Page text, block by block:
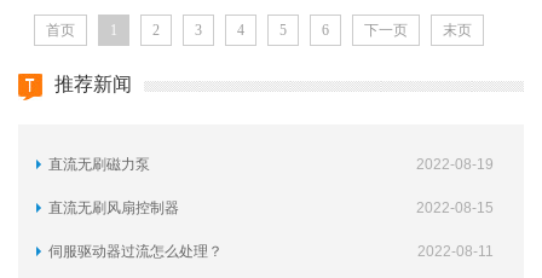
首页 1 2 3 4 5 6 下一页 末页
推荐新闻
2022-08-19
直流无刷磁力泵
2022-08-15
直流无刷风扇控制器
2022-08-11
伺服驱动器过流怎么处理？